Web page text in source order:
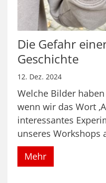
Die Gefahr
Geschichte
12. Dez. 2024
Welche Bilder
wenn wir das Wort
interessantes
unseres Workshops
Mehr